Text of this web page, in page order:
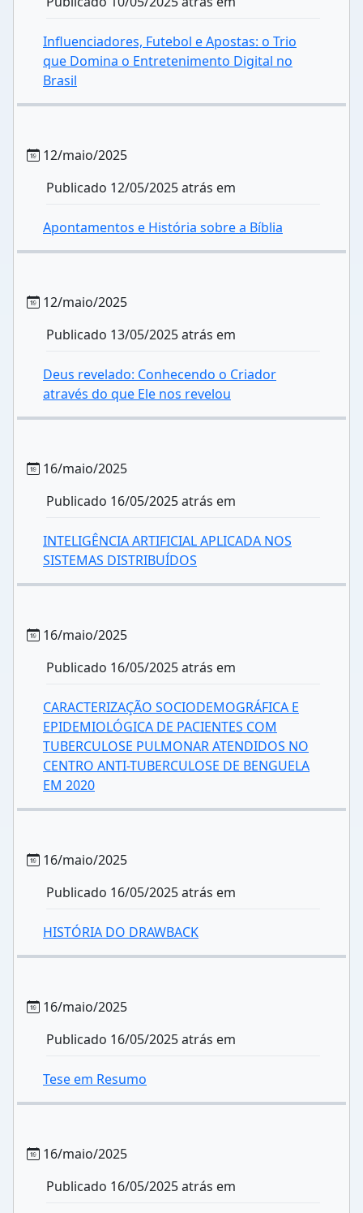
Influenciadores, Futebol e Apostas: o Trio
que Domina o Entretenimento Digital no
Brasil
12/maio/2025
Publicado 12/05/2025 atrás em
Apontamentos e História sobre a Bíblia
12/maio/2025
Publicado 13/05/2025 atrás em
Deus revelado: Conhecendo o Criador
através do que Ele nos revelou
16/maio/2025
Publicado 16/05/2025 atrás em
INTELIGÊNCIA ARTIFICIAL APLICADA NOS
SISTEMAS DISTRIBUÍDOS
16/maio/2025
Publicado 16/05/2025 atrás em
CARACTERIZAÇÃO SOCIODEMOGRÁFICA E
EPIDEMIOLÓGICA DE PACIENTES COM
TUBERCULOSE PULMONAR ATENDIDOS NO
CENTRO ANTI-TUBERCULOSE DE BENGUELA
EM 2020
16/maio/2025
Publicado 16/05/2025 atrás em
HISTÓRIA DO DRAWBACK
16/maio/2025
Publicado 16/05/2025 atrás em
Tese em Resumo
16/maio/2025
Publicado 16/05/2025 atrás em